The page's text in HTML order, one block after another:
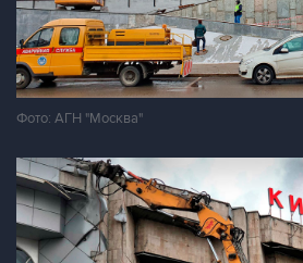
Фото: АГН "Москва"